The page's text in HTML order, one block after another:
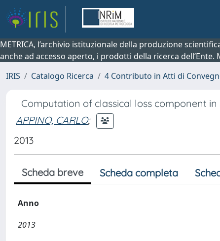
METRICA, l’archivio istituzionale della produzione
anche ad accesso aperto, i prodotti della ricerca
IRIS
Catalogo Ricerca 4 Contributo in Atti di
Computation of classical loss component
APPINO, CARLO;
2013
Scheda breve Scheda completa
Anno
2013